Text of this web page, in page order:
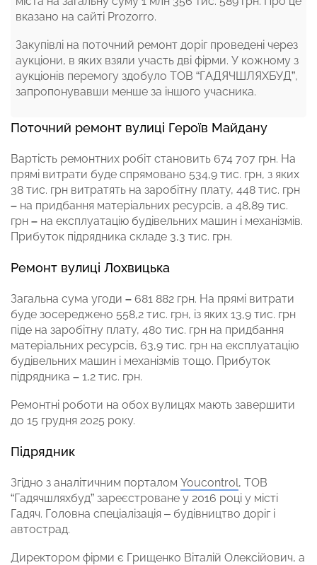
вказано на сайті Prozorro.
Закупівлі на поточний ремонт доріг проведені через
аукціони, в яких взяли участь дві фірми. У кожному з
аукціонів перемогу здобуло ТОВ “ГАДЯЧШЛЯХБУД”,
запропонувавши менше за іншого учасника.
Поточний ремонт вулиці Героїв Майдану
Вартість ремонтних робіт становить 674 707 грн. На
прямі витрати буде спрямовано 534,9 тис. грн, з яких
38 тис. грн витратять на заробітну плату, 448 тис. грн
– на придбання матеріальних ресурсів, а 48,89 тис.
грн – на експлуатацію будівельних машин і механізмів.
Прибуток підрядника складе 3,3 тис. грн.
Ремонт вулиці Лохвицька
Загальна сума угоди – 681 882 грн. На прямі витрати
буде зосереджено 558,2 тис. грн, із яких 13,9 тис. грн
піде на заробітну плату, 480 тис. грн на придбання
матеріальних ресурсів, 63,9 тис. грн на експлуатацію
будівельних машин і механізмів тощо. Прибуток
підрядника – 1,2 тис. грн.
Ремонтні роботи на обох вулицях мають завершити
до 15 грудня 2025 року.
Підрядник
Згідно з аналітичним порталом Youcontrol, ТОВ
“Гадячшляхбуд” зареєстроване у 2016 році у місті
Гадяч. Головна спеціалізація – будівництво доріг і
автострад.
Директором фірми є Грищенко Віталій Олексійович, а